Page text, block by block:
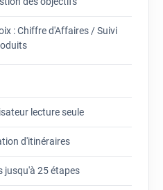
: Chiffre d'Affaires / Suivi
lecture seule
d'itinéraires
jusqu'à 25 étapes